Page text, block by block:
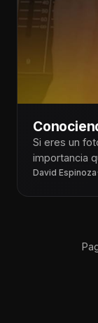
Si eres un
importancia
que te
David Espinoza·